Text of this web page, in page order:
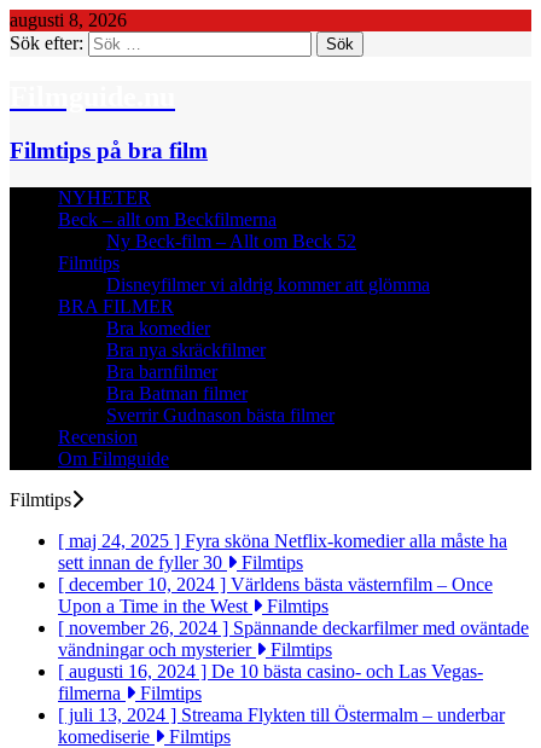
augusti 8, 2026
Sök efter:
Filmtips på bra film
NYHETER
Beck – allt om Beckfilmerna
Ny Beck-film – Allt om Beck 52
Filmtips
Disneyfilmer vi aldrig kommer att glömma
BRA FILMER
Bra komedier
Bra nya skräckfilmer
Bra barnfilmer
Bra Batman filmer
Sverrir Gudnason bästa filmer
Recension
Om Filmguide
Filmtips
[ maj 24, 2025 ] Fyra sköna Netflix-komedier alla måste ha
sett innan de fyller 30
Filmtips
[ december 10, 2024 ] Världens bästa västernfilm – Once
Upon a Time in the West
Filmtips
[ november 26, 2024 ] Spännande deckarfilmer med oväntade
vändningar och mysterier
Filmtips
[ augusti 16, 2024 ] De 10 bästa casino- och Las Vegas-
filmerna
Filmtips
[ juli 13, 2024 ] Streama Flykten till Östermalm – underbar
komediserie
Filmtips